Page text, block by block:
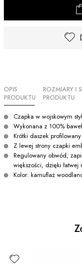
OPIS
PRODUKTU
ROZMIARY I
PRODUKTU
Czapka w wojskowym
Wykonana z 100%
Krótki daszek
Z lewej strony czapki
Regulowany obwód,
większości, dzięki łatwej
Kolor: kamuflaż